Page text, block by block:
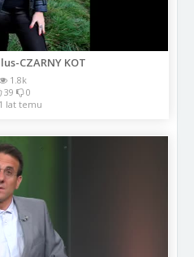
CZARNY KOT
1.8k
39
0
lat temu